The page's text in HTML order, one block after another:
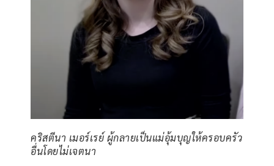
คริสตีนา เมอร์เรย์ ผู้กลายเป็นแม่อุ้มบุญให้ครอบครัว
อื่นโดยไม่เจตนา